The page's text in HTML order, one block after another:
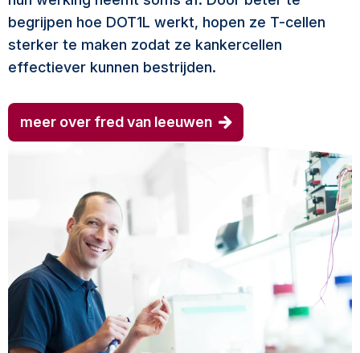
begrijpen hoe DOT1L werkt, hopen ze T-cellen
sterker te maken zodat ze kankercellen
effectiever kunnen bestrijden.
meer over fred van leeuwen